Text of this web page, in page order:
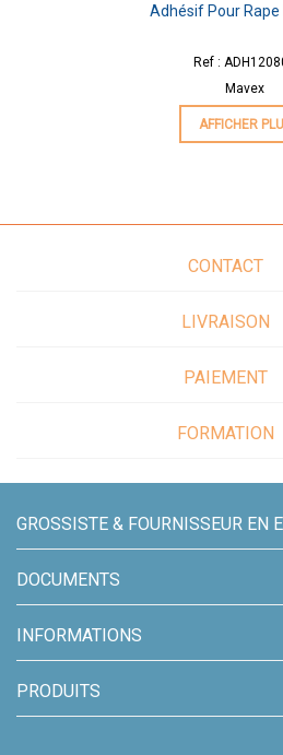
Adhésif Pour Rape
Ref :
Mavex
AFFICHER
CONTACT
LIVRAISON
PAIEMENT
FORMATION
GROSSISTE & FOURNISSEUR EN
DOCUMENTS
INFORMATIONS
PRODUITS